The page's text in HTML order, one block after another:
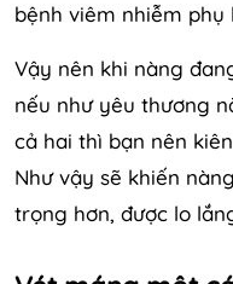
bệnh viêm nhiễm
Vậy nên khi nàng
nếu như yêu thương
cả hai thì bạn nên
Như vậy sẽ khiến
trọng hơn, được lo